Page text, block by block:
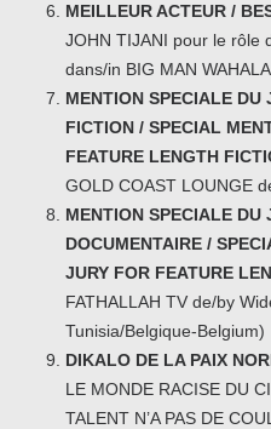
MEILLEUR ACTEUR /
JOHN TIJANI pour le rôle
dans/in BIG MAN
MENTION SPECIALE DU
FICTION / SPECIAL
FEATURE LENGTH
GOLD COAST LOUNGE
MENTION SPECIALE DU
DOCUMENTAIRE /
JURY FOR FEATURE
FATHALLAH TV de/by
Tunisia/Belgique-Belgium)
DIKALO DE LA PAIX
LE MONDE RACISE DU
TALENT N’A PAS DE